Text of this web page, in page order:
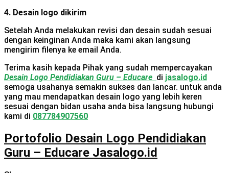
4. Desain logo dikirim
Setelah Anda melakukan revisi dan desain sudah sesuai
dengan keinginan Anda maka kami akan langsung
mengirim filenya ke email Anda.
Terima kasih kepada Pihak yang sudah mempercayakan
Desain Logo Pendidiakan Guru – Educare di jasalogo.id
semoga usahanya semakin sukses dan lancar. untuk anda
yang mau mendapatkan desain logo yang lebih keren
sesuai dengan bidan usaha anda bisa langsung hubungi
kami di 087784907560
Portofolio Desain Logo Pendidiakan
Guru – Educare Jasalogo.id